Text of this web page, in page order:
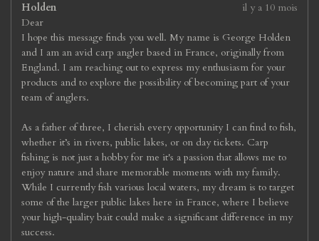
Holden
il y a 10 mois
Dear
I hope this message finds you well. My name is George Holden
and I am an avid carp angler based in France, originally from
England. I am reaching out to express my enthusiasm for your
products and to explore the possibility of becoming part of your
team of anglers.
As a father of three, I cherish every opportunity I can find to fish,
whether it’s in rivers, public lakes, or on day tickets. Carp
fishing is not just a hobby for me it's a passion that allows me to
enjoy nature and share memorable moments with my family.
While I currently fish various local waters, my dream is to target
some of the larger public lakes here in France, where I believe
your high-quality bait could make a significant difference in my
success.